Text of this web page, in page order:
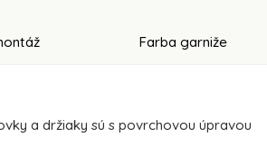
Farba garniže
a držiaky sú s povrchovou úpravou